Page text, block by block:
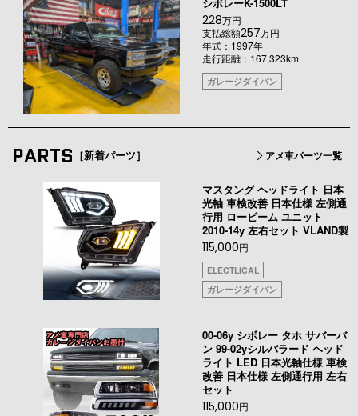
シボレーK-1500LT
228万円
支払総額257万円
年式：1997年
走行距離：167,323km
ガレージダイバン
PARTS ［新着パーツ］ アメ車パーツ一覧
マスタング ヘッドライト 日本
光軸 車検改善 日本仕様 左側通
行用 ロービーム ユニット
2010-14y 左右セット VLAND製
115,000円
ELECTLICAL
ガレージダイバン
00-06y シボレー タホ サバーバ
ン 99-02yシルバラード ヘッド
ライト LED 日本光軸仕様 車検
改善 日本仕様 左側通行用 左右
セット
115,000円